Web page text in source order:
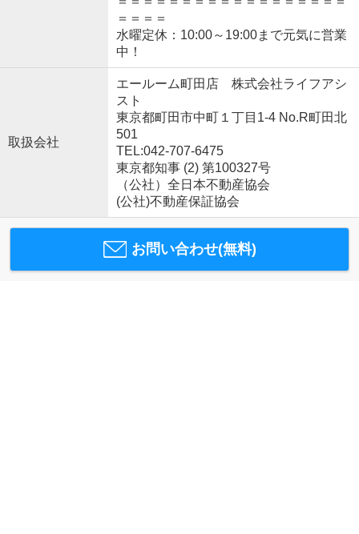
＝＝＝＝
水曜定休：10:00～19:00まで元気に営業
中！
取扱会社
エールーム町田店 株式会社ライフアシ
スト
東京都町田市中町１丁目1-4 No.R町田北
501
TEL:042-707-6475
東京都知事 (2) 第100327号
（公社）全日本不動産協会
(公社)不動産保証協会
お問い合わせ(無料)